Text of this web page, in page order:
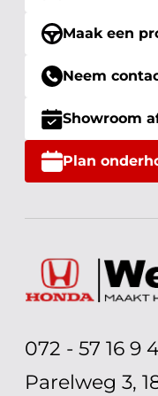
Maak een
Neem
Showroom
Plan
072 - 57 16 9
Parelweg 3,